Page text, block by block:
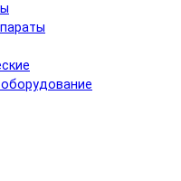
оборудование